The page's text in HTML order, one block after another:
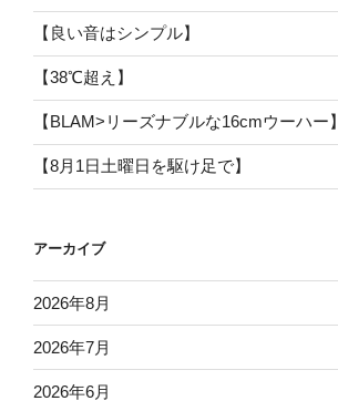
【良い音はシンプル】
【38℃超え】
【BLAM>リーズナブルな16cmウーハー】
【8月1日土曜日を駆け足で】
アーカイブ
2026年8月
2026年7月
2026年6月